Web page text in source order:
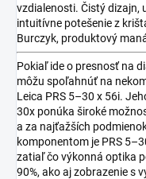
vzdialenosti. Čistý dizajn,
intuitívne potešenie z
Burczyk, produktový
Pokiaľ ide o presnosť na
môžu spoľahnúť na
Leica PRS 5–30 x 56i.
30x ponúka široké
a za najťažších
komponentom je PRS
zatiaľ čo výkonná optika
90%, ako aj zobrazenie s